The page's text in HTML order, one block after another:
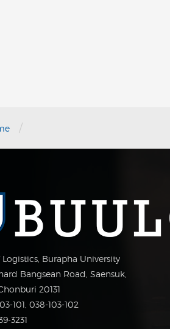
/
Burapha University
Bangsean Road, Saensuk,
20131
101, 038-103-102
3231